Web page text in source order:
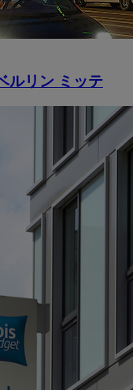
ルリン ミッテ